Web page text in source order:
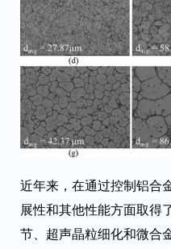
近年来，在通过控制铝合
展性和其他性能方面取得
节、超声晶粒细化和微合